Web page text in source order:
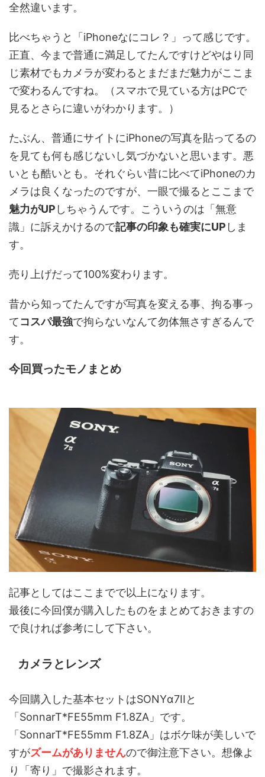
全然違います。
比べちゃうと「iPhoneなにコレ？」って感じです。
正直、今まで普通に満足してたんですけどやはり同
じ素材でもカメラが変わるとまだまだ魅力がここま
で変わるんですね。（スマホで見ている方はPCで
見るとさらに違いがわかります。）
たぶん、普通にサイトにiPhoneの写真を貼ってるの
を見ても何も感じないし気づかないと思います。悪
いとも酷いとも。それぐらい昔に比べてiPhoneのカ
メラは良くなったのですが、一眼で撮るとここまで
魅力がUP しちゃうんです。こういうのは「無意
識」に訴えかけるので記事の印象も確実にUP しま
す。
売り上げだって100%変わります。
昔から知ってたんですが写真を変える事、拘る事っ
てコスパ最強で拘らないなんて勿体無さすぎるんで
す。
今回買ったモノまとめ
記事としてはここまでで以上になります。
最後に今回僕が購入したものをまとめておきますの
で良ければ参考にして下さい。
カメラとレンズ
今回購入した基本セットはSONYα7IIと
「SonnarT*FE55mm F1.8ZA」です。
「SonnarT*FE55mm F1.8ZA」はボケ味が美しいで
すがズームがありませんので御注意下さい。想像よ
り「寄り」で撮影されます。